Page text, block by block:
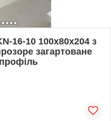
16-10 100х80х204 з
загартоване